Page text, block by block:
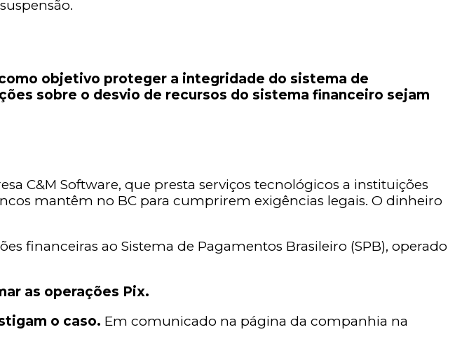
objetivo proteger a integridade do sistema de
sobre o desvio de recursos do sistema financeiro sejam
C&M Software, que presta serviços tecnológicos a instituições
mantêm no BC para cumprirem exigências legais. O dinheiro
financeiras ao Sistema de Pagamentos Brasileiro (SPB), operado
as operações Pix.
o caso. Em comunicado na página da companhia na